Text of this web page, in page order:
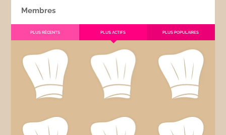
Membres
PLUS RÉCENTS PLUS ACTIFS PLUS POPULAIRES